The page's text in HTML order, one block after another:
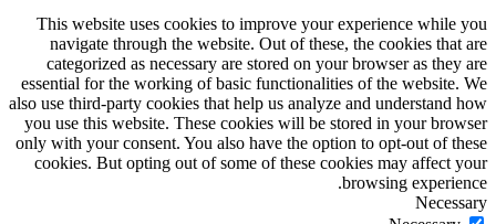
This website uses cookies to improve your experience while you
navigate through the website. Out of these, the cookies that are
categorized as necessary are stored on your browser as they are
essential for the working of basic functionalities of the website. We
also use third-party cookies that help us analyze and understand how
you use this website. These cookies will be stored in your browser
only with your consent. You also have the option to opt-out of these
cookies. But opting out of some of these cookies may affect your
browsing experience.
Necessary